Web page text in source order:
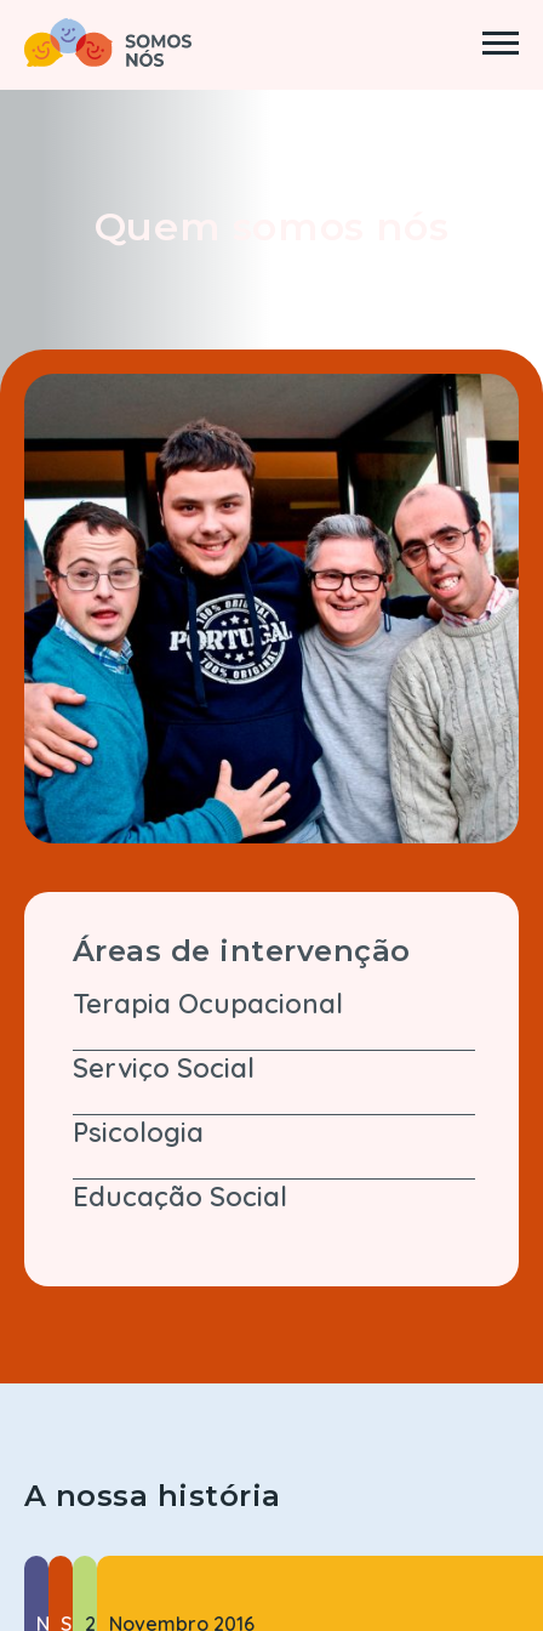
Quem somos nós
Áreas de intervenção
Terapia Ocupacional
Serviço Social
Psicologia
Educação Social
A nossa história
N S 2
Novembro 2016